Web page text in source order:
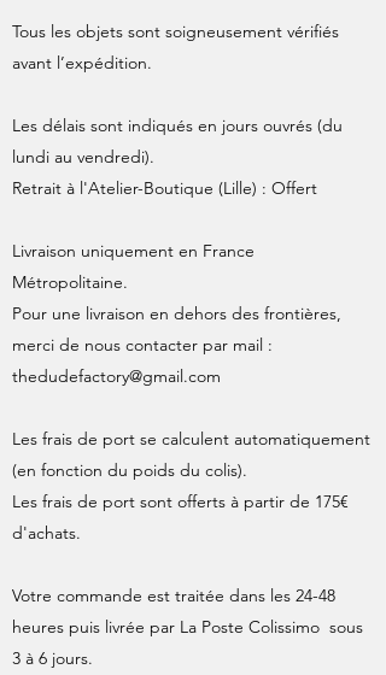
Tous les objets sont soigneusement vérifiés
avant l’expédition.
Les délais sont indiqués en jours ouvrés (du
lundi au vendredi).
Retrait à l'Atelier-Boutique (Lille) : Offert
Livraison uniquement en France
Métropolitaine.
Pour une livraison en dehors des frontières,
merci de nous contacter par mail :
thedudefactory@gmail.com
Les frais de port se calculent automatiquement
(en fonction du poids du colis).
Les frais de port sont offerts à partir de 175€
d'achats.
Votre commande est traitée dans les 24-48
heures puis livrée par La Poste Colissimo sous
3 à 6 jours.